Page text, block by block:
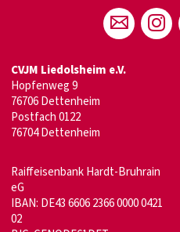
CVJM Liedolsheim e.V.
Hopfenweg 9
76706 Dettenheim
Postfach 0122
76704 Dettenheim
Raiffeisenbank Hardt-Bruhrain
eG
IBAN: DE43 6606 2366 0000 0421
02